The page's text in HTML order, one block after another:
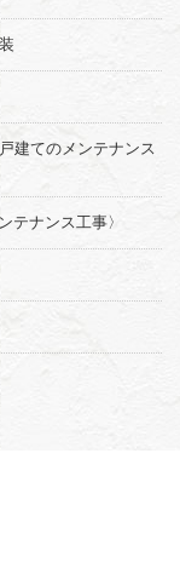
建てのメンテナンス
テナンス工事〉